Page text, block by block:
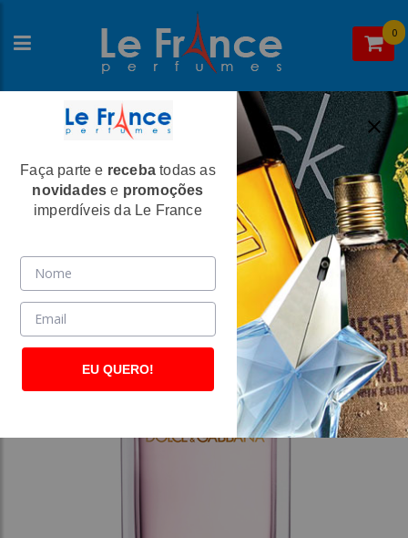
0
Home>Dolce & Gabbana>Perfumes Femininos
Dolce & Gabbana Pour Femme Feminino
Eau de Parfum - Dolce & Gabbana
(1777)
Faça parte e receba todas as
novidades e promoções
imperdíveis da Le France
EU QUERO!